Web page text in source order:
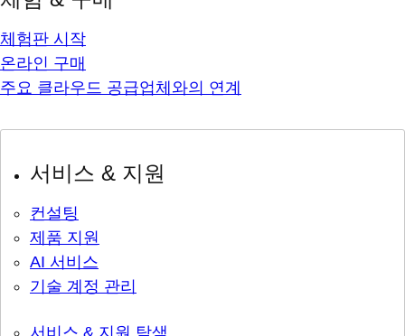
체험판 시작
온라인 구매
주요 클라우드 공급업체와의 연계
서비스 & 지원
컨설팅
제품 지원
AI 서비스
기술 계정 관리
서비스 & 지원 탐색